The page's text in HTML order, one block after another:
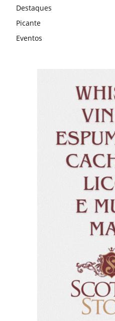
Destaques
Picante
Eventos